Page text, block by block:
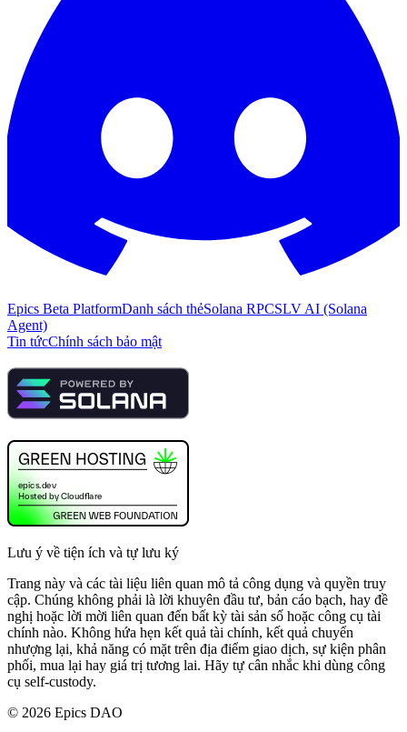
Epics Beta PlatformDanh sách thẻSolana RPCSLV AI (Solana
Agent)
Tin tứcChính sách bảo mật
Lưu ý về tiện ích và tự lưu ký
Trang này và các tài liệu liên quan mô tả công dụng và quyền truy
cập. Chúng không phải là lời khuyên đầu tư, bản cáo bạch, hay đề
nghị hoặc lời mời liên quan đến bất kỳ tài sản số hoặc công cụ tài
chính nào. Không hứa hẹn kết quả tài chính, kết quả chuyển
nhượng lại, khả năng có mặt trên địa điểm giao dịch, sự kiện phân
phối, mua lại hay giá trị tương lai. Hãy tự cân nhắc khi dùng công
cụ self-custody.
© 2026 Epics DAO